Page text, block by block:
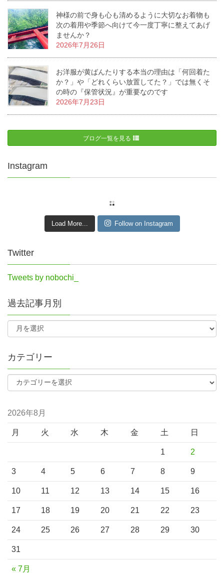
神様の前で身も心も清めるように大切なお着物も
次の着用や季節へ向けて今一度丁寧に整えてあげ
ませんか？
2026年7月26日
お洋服が黄ばんたりする本当の理由は「何回着た
か？」や「どれくらい放置してた？」では無くそ
の時の『保管状況』が重要なのです
2026年7月23日
ブログ一覧を見る
Instagram
Load More... Follow on Instagram
Twitter
Tweets by nobochi_
過去記事月別
カテゴリー
2026年8月
月 火 水 木 金 土 日
« 7月
1 2
3 4 5 6 7 8 9
10 11 12 13 14 15 16
17 18 19 20 21 22 23
24 25 26 27 28 29 30
31